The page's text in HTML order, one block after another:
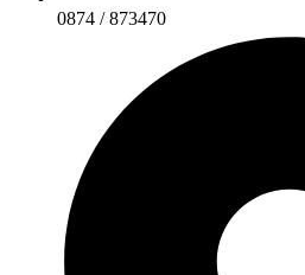
0874 / 873470